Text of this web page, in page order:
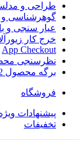
طراحی و
گوهرشناسی و
عیار سنجی و
خرج کار
App Checkout
نظرسنجی
برگه محصول 2
فروشگاه
پیشنهادات
تخفیفات